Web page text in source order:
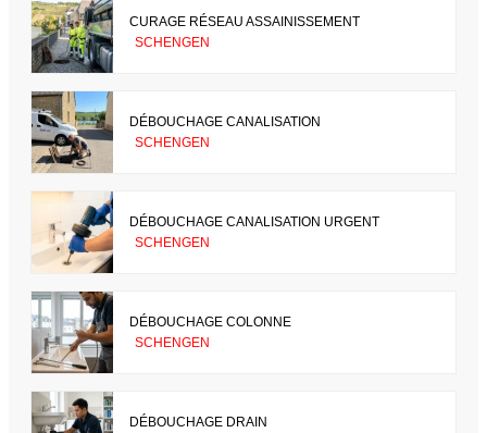
CURAGE RÉSEAU ASSAINISSEMENT
SCHENGEN
DÉBOUCHAGE CANALISATION
SCHENGEN
DÉBOUCHAGE CANALISATION URGENT
SCHENGEN
DÉBOUCHAGE COLONNE
SCHENGEN
DÉBOUCHAGE DRAIN